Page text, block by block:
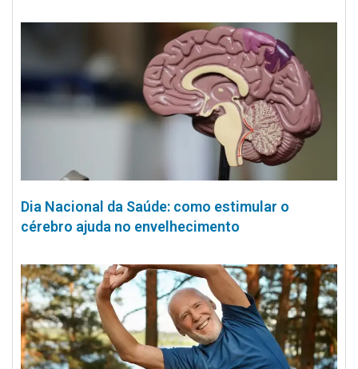
Dia Nacional da Saúde: como estimular o
cérebro ajuda no envelhecimento